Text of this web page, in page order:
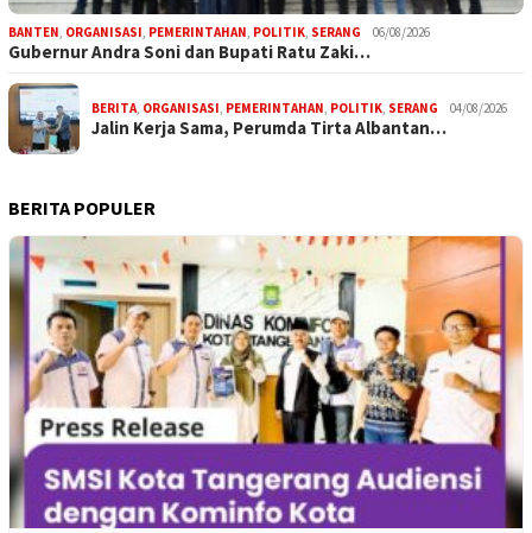
BANTEN, ORGANISASI, PEMERINTAHAN, POLITIK, SERANG 06/08/2026
Gubernur Andra Soni dan Bupati Ratu Zaki…
BERITA, ORGANISASI, PEMERINTAHAN, POLITIK, SERANG 04/08/2026
Jalin Kerja Sama, Perumda Tirta Albantan…
BERITA POPULER